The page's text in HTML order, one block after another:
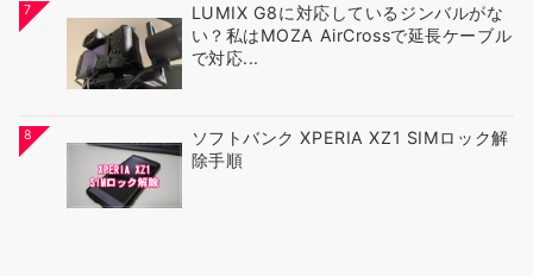
7
LUMIX G8に対応しているジンバルがな
い？私はMOZA AirCrossで延長ケーブル
で対応...
8
ソフトバンク XPERIA XZ1 SIMロック解
除手順